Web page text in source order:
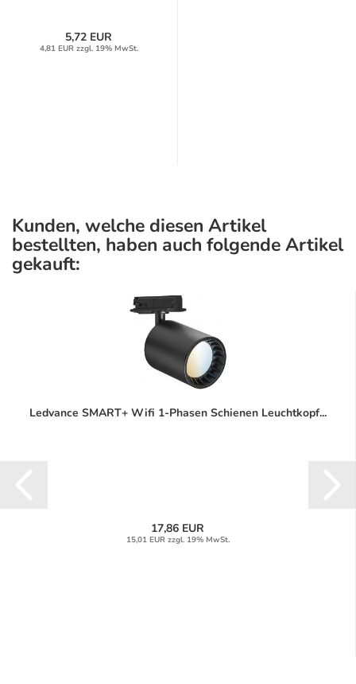
5,72 EUR
4,81 EUR zzgl. 19% MwSt.
Kunden, welche diesen Artikel
bestellten, haben auch folgende Artikel
gekauft:
Ledvance SMART+ Wifi 1-Phasen Schienen Leuchtkopf...
17,86 EUR
15,01 EUR zzgl. 19% MwSt.